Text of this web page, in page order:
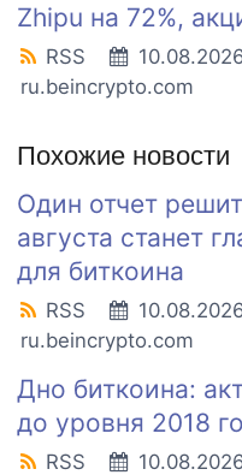
Zhipu на 72%,
RSS
ru.beincrypto.com
Похожие новости
Один отчет
августа станет
для биткоина
RSS
ru.beincrypto.com
Дно биткоина:
до уровня 2018
RSS